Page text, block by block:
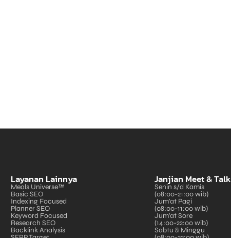
Layanan Lainnya
Meals Universe™
Basic SEO
Indexing Focused
Planner SEO
Keyword Focused
Research SEO
Backlink Analysis
Janjian Meet & Talk
Senin s/d Kamis
(08:00-21:00 wib)
Jum'at Pagi
(08:00-11:00 wib)
Jum'at Sore
(14:00-22:00 wib)
Sabtu & Minggu